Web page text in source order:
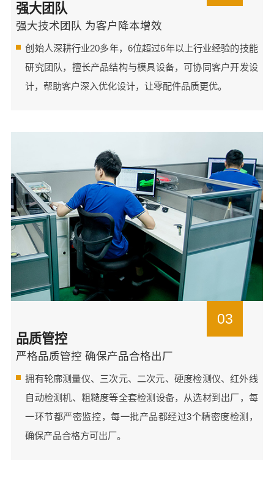
强大团队
强大技术团队 为客户降本增效
创始人深耕行业20多年，6位超过6年以上行业经验的技能
研究团队，擅长产品结构与模具设备，可协同客户开发设
计，帮助客户深入优化设计，让零配件品质更优。
03
品质管控
严格品质管控 确保产品合格出厂
拥有轮廓测量仪、三次元、二次元、硬度检测仪、红外线
自动检测机、粗糙度等全套检测设备，从选材到出厂，每
一环节都严密监控，每一批产品都经过3个精密度检测，
确保产品合格方可出厂。